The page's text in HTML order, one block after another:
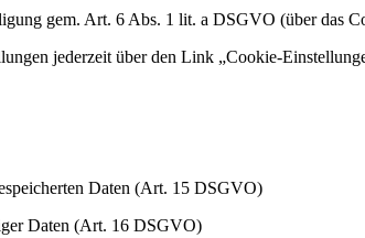
gem. Art. 6 Abs. 1 lit. a DSGVO (über das
jederzeit über den Link „Cookie-
Daten (Art. 15 DSGVO)
Daten (Art. 16 DSGVO)